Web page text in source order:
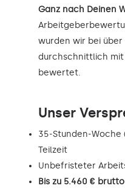
Ganz nach Deinen
wurden wir bei über
durchschnittlich mit
bewertet.
Unser
35-Stunden-
Teilzeit
Unbefristeter
Bis zu 5.460 €